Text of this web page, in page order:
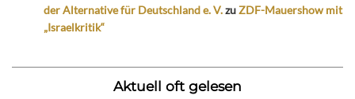
der Alternative für Deutschland e. V.zuZDF-Mauershow mit
„Israelkritik“
Aktuell oft gelesen